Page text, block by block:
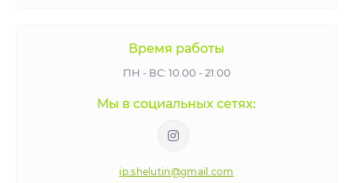
Время работы
ПН - ВС: 10.00 - 21.00
Мы в социальных сетях:
ip.shelutin@gmail.com